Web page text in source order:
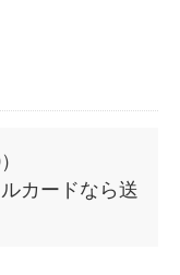
カードなら送